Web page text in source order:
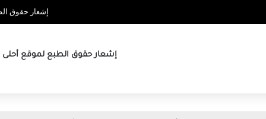
إشعار حقوق
إشعار حقوق الطبع لموقع أحلى